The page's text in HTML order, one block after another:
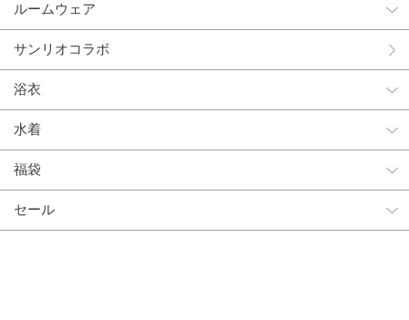
ルームウェア
サンリオコラボ
浴衣
水着
福袋
セール